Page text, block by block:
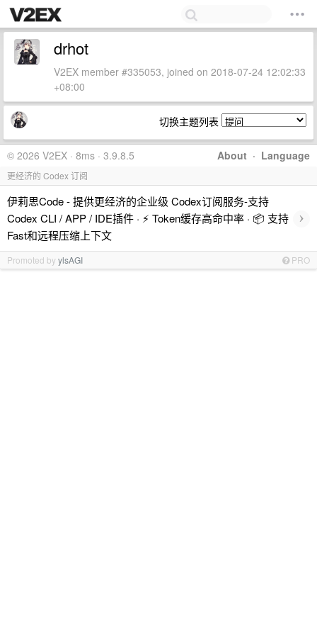
drhot
V2EX member #335053, joined on 2018-07-24 12:02:33
+08:00
切换主题列表
About · Language
© 2026 V2EX · 8ms · 3.9.8.5
更经济的 Codex 订阅
伊莉思Code - 提供更经济的企业级 Codex订阅服务-支持
Codex CLI / APP / IDE插件 · ⚡️ Token缓存高命中率 · 📦 支持
Fast和远程压缩上下文
›
Promoted byylsAGI PRO